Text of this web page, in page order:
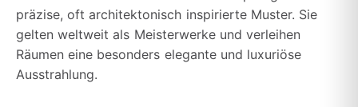
präzise, oft architektonisch inspirierte Muster. Sie
gelten weltweit als Meisterwerke und verleihen
Räumen eine besonders elegante und luxuriöse
Ausstrahlung.